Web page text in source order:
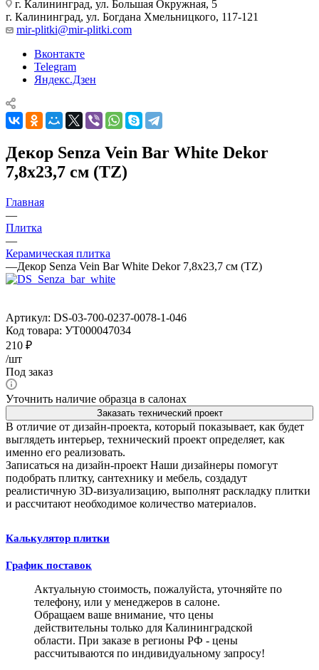
г. Калининград, ул. Большая Окружная, 5
г. Калининград, ул. Богдана Хмельницкого, 117-121
mir-plitki@mir-plitki.com
Вконтакте
Telegram
Яндекс.Дзен
Декор Senza Vein Bar White Dekor
7,8x23,7 см (TZ)
Главная
—
Плитка
—
Керамическая плитка
—Декор Senza Vein Bar White Dekor 7,8x23,7 см (TZ)
Артикул: DS-03-700-0237-0078-1-046
Код товара: УТ000047034
210 ₽
/шт
Под заказ
Уточнить наличие образца в салонах
Заказать технический проект
В отличие от дизайн-проекта, который показывает, как будет
выглядеть интерьер, технический проект определяет, как
именно его реализовать.
Записаться на дизайн-проект Наши дизайнеры помогут
подобрать плитку, сантехнику и мебель, создадут
реалистичную 3D-визуализацию, выполнят раскладку плитки
и рассчитают необходимое количество материалов.
Калькулятор плитки
График поставок
Актуальную стоимость, пожалуйста, уточняйте по
телефону, или у менеджеров в салоне.
Обращаем ваше внимание, что цены
действительны только для Калининградской
области. При заказе в регионы РФ - цены
рассчитываются по индивидуальному запросу!